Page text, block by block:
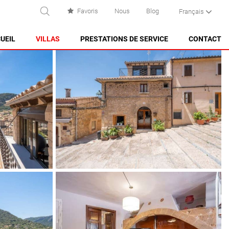
Favoris Nous Blog Français
VILLAS
ES CASTELL
ES GRAU
MAHÓN
NA MACARET
PUNTA PRIMA - SON GANXO
SANT LLUÍS
SANTO TOMAS
SON BOU
PRESTATIONS DE SERVICE CONTACT